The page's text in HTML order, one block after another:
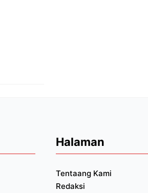
Halaman
Tentaang Kami
Redaksi